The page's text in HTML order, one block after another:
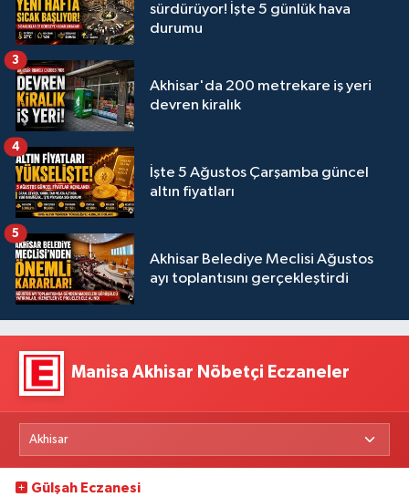
sürdürüyor! İşte 5 günlük hava
durumu
Akhisar'da 200 metrekare iş yeri
devren kiralık
3
İşte 5 Ağustos Çarşamba güncel
altın fiyatları
4
Akhisar Belediye Meclisi Ağustos
ayı toplantısını gerçekleştirdi
5
Manisa Akhisar Nöbetçi Eczaneler
Gülşah Eczanesi